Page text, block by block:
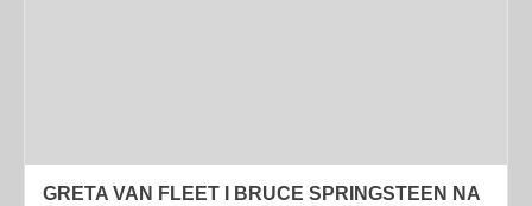
GRETA VAN FLEET I BRUCE SPRINGSTEEN NA